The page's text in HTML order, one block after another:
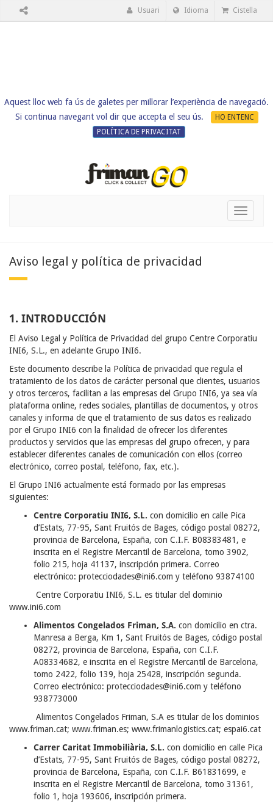
Aquest lloc web fa ús de galetes per millorar l’experiència de navegació.
Si continua navegant vol dir que accepta el seu ús.
HO ENTENC
POLÍTICA DE PRIVACITAT
Usuari Idioma Cistella
Toggle
Aviso legal y política de privacidad
1. INTRODUCCIÓN
El Aviso Legal y Política de Privacidad del grupo Centre Corporatiu
INI6, S.L., en adelante Grupo INI6.
Este documento describe la Política de privacidad que regula el
tratamiento de los datos de carácter personal que clientes, usuarios
y otros terceros, facilitan a las empresas del Grupo INI6, ya sea vía
plataforma online, redes sociales, plantillas de documentos, y otros
canales y informa de que el tratamiento de sus datos es realizado
por el Grupo INI6 con la finalidad de ofrecer los diferentes
productos y servicios que las empresas del grupo ofrecen, y para
establecer diferentes canales de comunicación con ellos (correo
electrónico, correo postal, teléfono, fax, etc.).
El Grupo INI6 actualmente está formado por las empresas
siguientes:
Centre Corporatiu INI6, S.L. con domicilio en calle Pica
d’Estats, 77-95, Sant Fruitós de Bages, código postal 08272,
provincia de Barcelona, España, con C.I.F. B08383481, e
inscrita en el Registre Mercantil de Barcelona, tomo 3902,
folio 215, hoja 41137, inscripción primera. Correo
electrónico: protecciodades@ini6.com y teléfono 93874100
Centre Corporatiu INI6, S.L. es titular del dominio
www.ini6.com
Alimentos Congelados Friman, S.A. con domicilio en ctra.
Manresa a Berga, Km 1, Sant Fruitós de Bages, código postal
08272, provincia de Barcelona, España, con C.I.F.
A08334682, e inscrita en el Registre Mercantil de Barcelona,
tomo 2422, folio 139, hoja 25428, inscripción segunda.
Correo electrónico: protecciodades@ini6.com y teléfono
938773000
Alimentos Congelados Friman, S.A es titular de los dominios
www.friman.cat; www.friman.es; www.frimanlogistics.cat; espai6.cat
Carrer Caritat Immobiliària, S.L. con domicilio en calle Pica
d’Estats, 77-95, Sant Fruitós de Bages, código postal 08272,
provincia de Barcelona, España, con C.I.F. B61831699, e
inscrita en el Registre Mercantil de Barcelona, tomo 31361,
folio 1, hoja 193606, inscripción primera.